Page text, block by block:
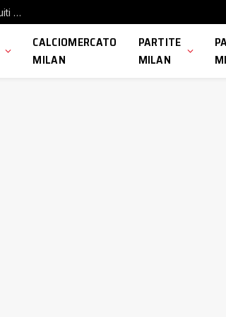
Bennacer saluta il Milan: “Nulla potrà cancellare i ricordi costruiti qui”
CALCIOMERCATO
MILAN
PARTITE
MILAN